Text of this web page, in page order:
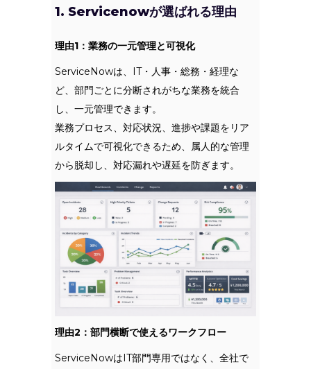
1. Servicenowが選ばれる理由
理由1：業務の一元管理と可視化
ServiceNowは、IT・人事・総務・経理な
ど、部門ごとに分断されがちな業務を統合
し、一元管理できます。
業務プロセス、対応状況、進捗や課題をリア
ルタイムで可視化できるため、属人的な管理
から脱却し、対応漏れや遅延を防ぎます。
理由2：部門横断で使えるワークフロー
ServiceNowはIT部門専用ではなく、全社で